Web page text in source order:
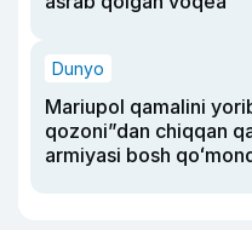
Dunyo
Mariupol qamalini
qozoni”dan chiqqan
armiyasi bosh